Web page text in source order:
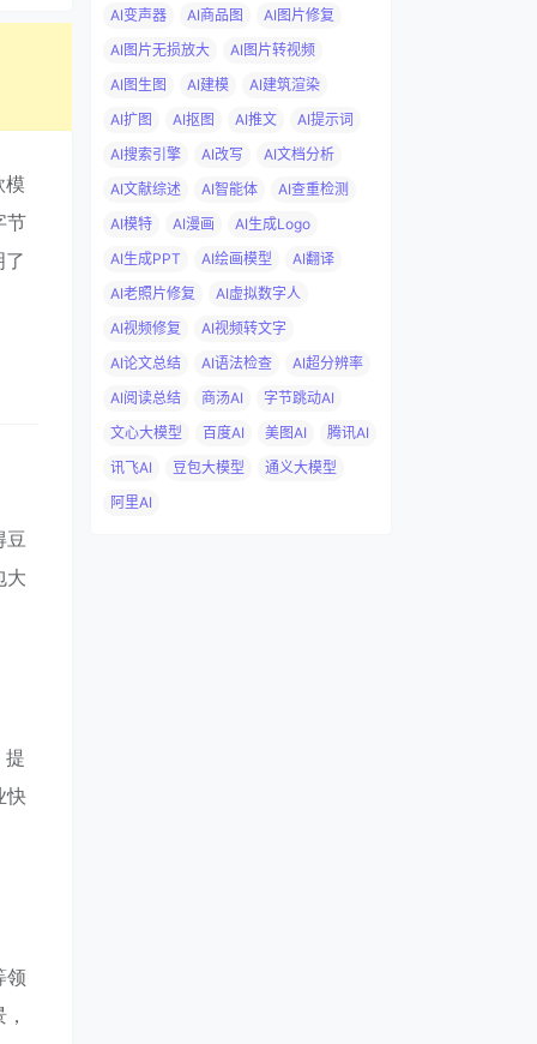
模
节
豆
大
提
快
领
AI变声器
AI商品图
AI图片修复
AI图片无损放大
AI图片转视频
AI图生图
AI建模
AI建筑渲染
AI扩图
AI抠图 AI推文
AI提示词
AI搜索引擎
AI改写
AI文档分析
AI文献综述
AI智能体
AI查重检测
AI模特
AI漫画
AI生成Logo
AI生成PPT
AI绘画模型
AI翻译
AI老照片修复
AI虚拟数字人
AI视频修复
AI视频转文字
AI论文总结
AI语法检查
AI超分辨率
AI阅读总结
商汤AI
字节跳动AI
文心大模型
百度AI 美图AI
腾讯AI
讯飞AI
豆包大模型
通义大模型
阿里AI